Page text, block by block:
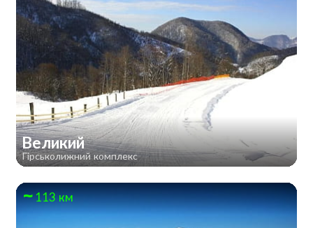
Великий
Гірськолижний комплекс
113 км